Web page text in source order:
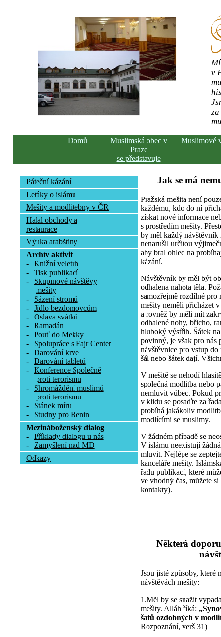
v
Domů
Muslimská obec v
Praze
se představuje
Muslimové
Páteční kázání
Letáky o islámu
Mešity a modlitebny v ČR
Halal obchody a
restaurace
Výuka arabštiny
Archív aktivit
-
Knižní veletrh
-
Tisk publikací
-
Skupinové návštěvy
mešity
-
Sázení stromů
-
Jídlo bezdomovcům
-
Oslava svátků
-
Ramadán
-
Pouť do Mekky
-
Spolupráce s Fajr Center
-
Darování krve
-
Darování tabletů
-
Konference Společně
proti terorismu
-
Shromáždění muslimů
proti terorismu
-
Stánek míru
-
Studny pro Benin
Mezináboženský dialog
-
Příklady dialogu u nás
-
Zamyšlení nad MD
Odkazy
Jak se má
Pražská mešita není
každému, kdo do ní
získat nové informace
s prostředím mešity.
by měl každý návštěvník
nenarušil určitou
aby bral ohled na
kázání.
Návštěvník by měl být
odhalena nahota těla.
samozřejmě rozdílné pro
mešity neměli přicházet
a rovněž by měli mít
odhalené nohy, břicho,
hluboký výstřih. Šátek
povinný, je však pro nás
návštěvnice pro vstup
šál nebo šátek dají.
V mešitě se nehodí
společná modlitba nebo
nemluvit vůbec. Pokud
v klidu se posaďte za
probíhá jakákoliv
modlícími se muslimy.
V žádném případě se
V islámu neexistují
mluvit. Nejlépe se
kanceláře mešity.
řadu publikací, které
ve vhodný čas, můžete
kontakty).
Některá
Jsou jisté způsoby, které
návštěvách mešity:
1.Měl by se snažit
mešity. Alláh říká:
šatů ozdobných v
Rozpoznání, verš 31)